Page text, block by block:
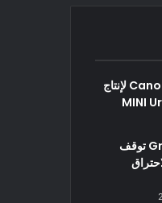
MINI تتعاون مع Canoo لإنتاج
شركة Great Wall توقف